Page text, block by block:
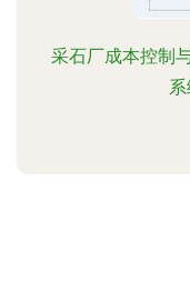
采石厂成本控制